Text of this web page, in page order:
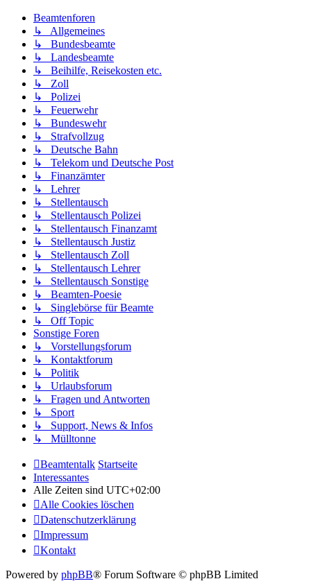
Beamtenforen
↳ Allgemeines
↳ Bundesbeamte
↳ Landesbeamte
↳ Beihilfe, Reisekosten etc.
↳ Zoll
↳ Polizei
↳ Feuerwehr
↳ Bundeswehr
↳ Strafvollzug
↳ Deutsche Bahn
↳ Telekom und Deutsche Post
↳ Finanzämter
↳ Lehrer
↳ Stellentausch
↳ Stellentausch Polizei
↳ Stellentausch Finanzamt
↳ Stellentausch Justiz
↳ Stellentausch Zoll
↳ Stellentausch Lehrer
↳ Stellentausch Sonstige
↳ Beamten-Poesie
↳ Singlebörse für Beamte
↳ Off Topic
Sonstige Foren
↳ Vorstellungsforum
↳ Kontaktforum
↳ Politik
↳ Urlaubsforum
↳ Fragen und Antworten
↳ Sport
↳ Support, News & Infos
↳ Mülltonne
Beamtentalk Startseite
Interessantes
Alle Zeiten sind UTC+02:00
Alle Cookies löschen
Datenschutzerklärung
Impressum
Kontakt
Powered by phpBB® Forum Software © phpBB Limited